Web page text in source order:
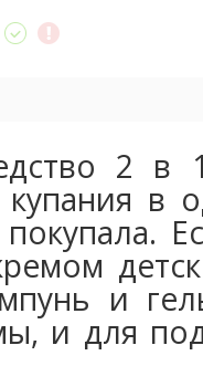
2
купания в
и
и для